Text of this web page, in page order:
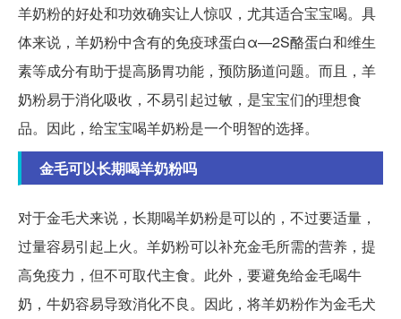
羊奶粉的好处和功效确实让人惊叹，尤其适合宝宝喝。具
体来说，羊奶粉中含有的免疫球蛋白α—2S酪蛋白和维生
素等成分有助于提高肠胃功能，预防肠道问题。而且，羊
奶粉易于消化吸收，不易引起过敏，是宝宝们的理想食
品。因此，给宝宝喝羊奶粉是一个明智的选择。
金毛可以长期喝羊奶粉吗
对于金毛犬来说，长期喝羊奶粉是可以的，不过要适量，
过量容易引起上火。羊奶粉可以补充金毛所需的营养，提
高免疫力，但不可取代主食。此外，要避免给金毛喝牛
奶，牛奶容易导致消化不良。因此，将羊奶粉作为金毛犬